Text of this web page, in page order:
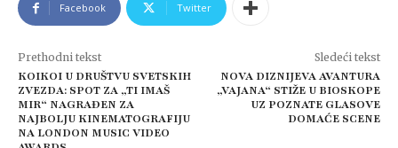
Facebook Twitter
Prethodni tekst
KOIKOI U DRUŠTVU SVETSKIH
ZVEZDA: SPOT ZA „TI IMAŠ
MIR“ NAGRAĐEN ZA
NAJBOLJU KINEMATOGRAFIJU
NA LONDON MUSIC VIDEO
Sledeći tekst
NOVA DIZNIJEVA AVANTURA
„VAJANA“ STIŽE U BIOSKOPE
UZ POZNATE GLASOVE
DOMAĆE SCENE